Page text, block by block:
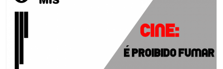
Prefeitura
Guaratinguetá